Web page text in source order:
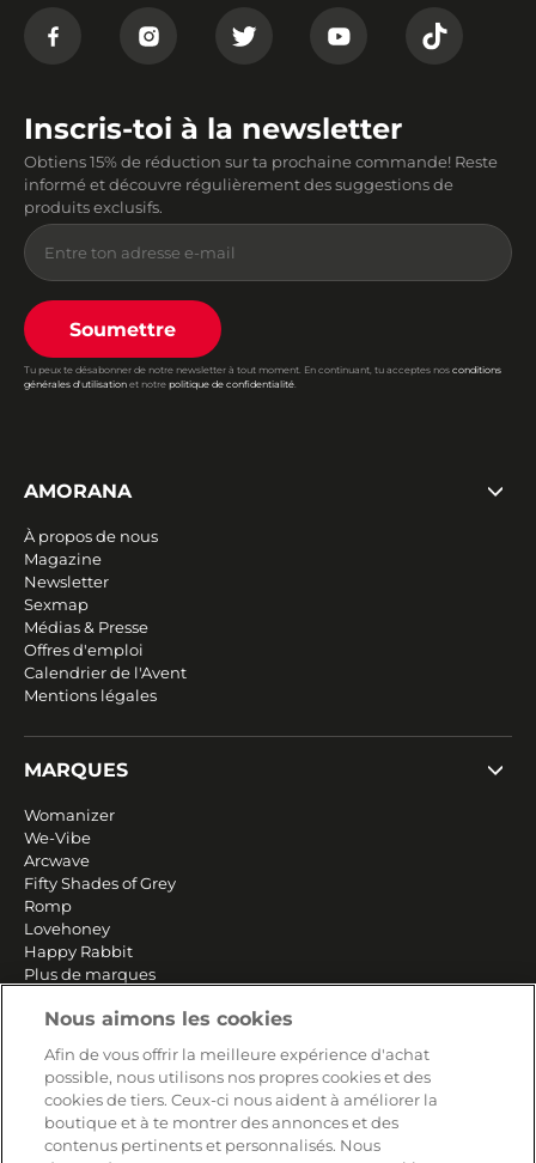
Inscris-toi à la newsletter
Obtiens 15% de réduction sur ta prochaine commande! Reste
informé et découvre régulièrement des suggestions de
produits exclusifs.
Soumettre
Tu peux te désabonner de notre newsletter à tout moment. En continuant, tu acceptes nos conditions
générales d'utilisation et notre politique de confidentialité.
AMORANA
À propos de nous
Magazine
Newsletter
Sexmap
Médias & Presse
Offres d'emploi
Calendrier de l'Avent
Mentions légales
MARQUES
Womanizer
We-Vibe
Arcwave
Fifty Shades of Grey
Romp
Lovehoney
Happy Rabbit
Plus de marques
SERVICE
Livraison rapide et gratuite
Retours & remboursements
Paiement sécurisé
Nous aimons les cookies
Afin de vous offrir la meilleure expérience d'achat
possible, nous utilisons nos propres cookies et des
cookies de tiers. Ceux-ci nous aident à améliorer la
boutique et à te montrer des annonces et des
contenus pertinents et personnalisés. Nous